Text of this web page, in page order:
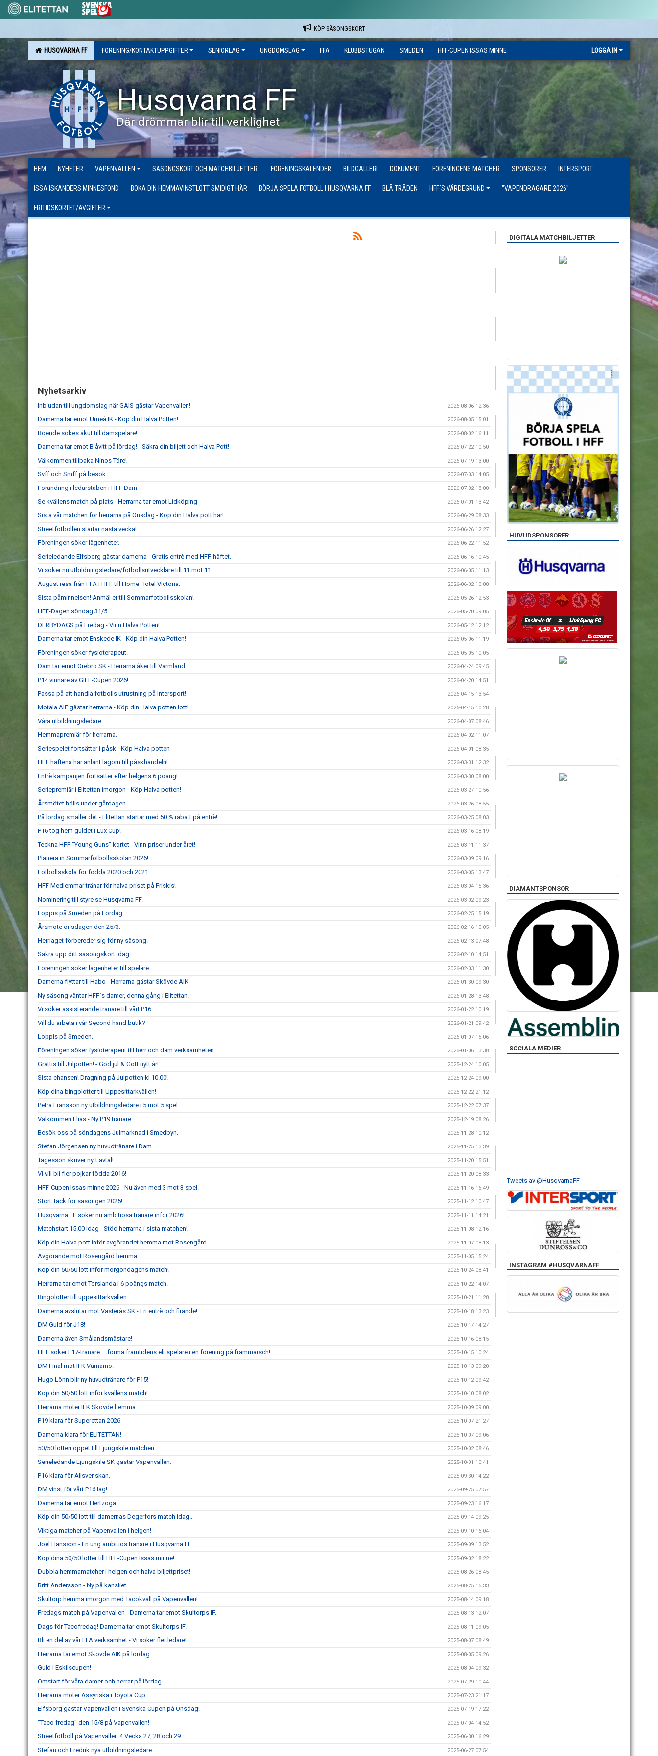
KÖP SÄSONGSKORT
HUSQVARNA FF FÖRENING/KONTAKTUPPGIFTER SENIORLAG UNGDOMSLAG FFA KLUBBSTUGAN SMEDEN HFF-CUPEN ISSAS MINNE LOGGA IN
Husqvarna FF
Där drömmar blir till verklighet
HEM NYHETER VAPENVALLEN SÄSONGSKORT OCH MATCHBILJETTER. FÖRENINGSKALENDER BILDGALLERI DOKUMENT FÖRENINGENS MATCHER SPONSORER INTERSPORT
ISSA ISKANDERS MINNESFOND BOKA DIN HEMMAVINSTLOTT SMIDIGT HÄR BÖRJA SPELA FOTBOLL I HUSQVARNA FF BLÅ TRÅDEN HFF´S VÄRDEGRUND "VAPENDRAGARE 2026"
FRITIDSKORTET/AVGIFTER
Nyhetsarkiv
Inbjudan till ungdomslag när GAIS gästar Vapenvallen! 2026-08-06 12:36
Damerna tar emot Umeå IK - Köp din Halva Potten! 2026-08-05 15:01
Boende sökes akut till damspelare! 2026-08-02 16:11
Damerna tar emot Blåvitt på lördag! - Säkra din biljett och Halva Pott! 2026-07-22 10:50
Välkommen tillbaka Ninos Töre! 2026-07-19 13:00
Svff och Smff på besök. 2026-07-03 14:05
Förändring i ledarstaben i HFF Dam 2026-07-02 18:00
Se kvällens match på plats - Herrarna tar emot Lidköping 2026-07-01 13:42
Sista vår matchen för herrarna på Onsdag - Köp din Halva pott här! 2026-06-29 08:33
Streetfotbollen startar nästa vecka! 2026-06-26 12:27
Föreningen söker lägenheter. 2026-06-22 11:52
Serieledande Elfsborg gästar damerna - Gratis entrè med HFF-häftet. 2026-06-16 10:45
Vi söker nu utbildningsledare/fotbollsutvecklare till 11 mot 11. 2026-06-05 11:13
August resa från FFA i HFF till Home Hotel Victoria. 2026-06-02 10:00
Sista påminnelsen! Anmäl er till Sommarfotbollsskolan! 2026-05-26 12:53
HFF-Dagen söndag 31/5 2026-05-20 09:05
DERBYDAGS på Fredag - Vinn Halva Potten! 2026-05-12 12:12
Damerna tar emot Enskede IK - Köp din Halva Potten! 2026-05-06 11:19
Föreningen söker fysioterapeut. 2026-05-05 10:05
Dam tar emot Örebro SK - Herrarna åker till Värmland. 2026-04-24 09:45
P14 vinnare av GIFF-Cupen 2026! 2026-04-20 14:51
Passa på att handla fotbolls utrustning på Intersport! 2026-04-15 13:54
Motala AIF gästar herrarna - Köp din Halva potten lott! 2026-04-15 10:28
Våra utbildningsledare 2026-04-07 08:46
Hemmapremiär för herrarna. 2026-04-02 11:07
Seriespelet fortsätter i påsk - Köp Halva potten 2026-04-01 08:35
HFF häftena har anlänt lagom till påskhandeln! 2026-03-31 12:32
Entrè kampanjen fortsätter efter helgens 6 poäng! 2026-03-30 08:00
Seriepremiär i Elitettan imorgon - Köp Halva potten! 2026-03-27 10:56
Årsmötet hölls under gårdagen. 2026-03-26 08:55
På lördag smäller det - Elitettan startar med 50 % rabatt på entrè! 2026-03-25 08:03
P16 tog hem guldet i Lux Cup! 2026-03-16 08:19
Teckna HFF "Young Guns" kortet - Vinn priser under året! 2026-03-11 11:37
Planera in Sommarfotbollsskolan 2026! 2026-03-09 09:16
Fotbollsskola för födda 2020 och 2021. 2026-03-05 13:47
HFF Medlemmar tränar för halva priset på Friskis! 2026-03-04 15:36
Nominering till styrelse Husqvarna FF. 2026-03-02 09:23
Loppis på Smeden på Lördag. 2026-02-25 15:19
Årsmöte onsdagen den 25/3. 2026-02-16 10:05
Herrlaget förbereder sig för ny säsong. 2026-02-13 07:48
Säkra upp ditt säsongskort idag 2026-02-10 14:51
Föreningen söker lägenheter till spelare. 2026-02-03 11:30
Damerna flyttar till Habo - Herrarna gästar Skövde AIK 2026-01-30 09:30
Ny säsong väntar HFF`s damer, denna gång i Elitettan. 2026-01-28 13:48
Vi söker assisterande tränare till vårt P16. 2026-01-22 10:19
Vill du arbeta i vår Second hand butik? 2026-01-21 09:42
Loppis på Smeden. 2026-01-07 15:06
Föreningen söker fysioterapeut till herr och dam verksamheten. 2026-01-06 13:38
Grattis till Julpotten! - God jul & Gott nytt år! 2025-12-24 10:05
Sista chansen! Dragning på Julpotten kl 10.00! 2025-12-24 09:00
Köp dina bingolotter till Uppesittarkvällen! 2025-12-22 21:12
Petra Fransson ny utbildningsledare i 5 mot 5 spel. 2025-12-22 07:37
Välkommen Elias - Ny P19 tränare. 2025-12-19 08:26
Besök oss på söndagens Julmarknad i Smedbyn. 2025-11-28 10:12
Stefan Jörgensen ny huvudtränare i Dam. 2025-11-25 13:39
Tagesson skriver nytt avtal! 2025-11-20 15:51
Vi vill bli fler pojkar födda 2016! 2025-11-20 08:33
HFF-Cupen Issas minne 2026 - Nu även med 3 mot 3 spel. 2025-11-16 16:49
Stort Tack för säsongen 2025! 2025-11-12 10:47
Husqvarna FF söker nu ambitiösa tränare inför 2026! 2025-11-11 14:21
Matchstart 15.00 idag - Stöd herrarna i sista matchen! 2025-11-08 12:16
Köp din Halva pott inför avgörandet hemma mot Rosengård. 2025-11-07 08:13
Avgörande mot Rosengård hemma. 2025-11-05 15:24
Köp din 50/50 lott inför morgondagens match! 2025-10-24 08:41
Herrarna tar emot Torslanda i 6 poängs match. 2025-10-22 14:07
Bingolotter till uppesittarkvällen. 2025-10-21 11:28
Damerna avslutar mot Västerås SK - Fri entrè och firande! 2025-10-18 13:23
DM Guld för J18! 2025-10-17 14:27
Damerna även Smålandsmästare! 2025-10-16 08:15
HFF söker F17-tränare – forma framtidens elitspelare i en förening på frammarsch! 2025-10-15 10:24
DM Final mot IFK Värnamo. 2025-10-13 09:20
Hugo Lönn blir ny huvudtränare för P15! 2025-10-12 09:42
Köp din 50/50 lott inför kvällens match! 2025-10-10 08:02
Herrarna möter IFK Skövde hemma. 2025-10-09 09:00
P19 klara för Superettan 2026 2025-10-07 21:27
Damerna klara för ELITETTAN! 2025-10-07 09:06
50/50 lotteri öppet till Ljungskile matchen. 2025-10-02 08:46
Serieledande Ljungskile SK gästar Vapenvallen. 2025-10-01 10:41
P16 klara för Allsvenskan. 2025-09-30 14:22
DM vinst för vårt P16 lag! 2025-09-25 07:57
Damerna tar emot Hertzöga. 2025-09-23 16:17
Köp din 50/50 lott till damernas Degerfors match idag.. 2025-09-14 09:25
Viktiga matcher på Vapenvallen i helgen! 2025-09-10 16:04
Joel Hansson - En ung ambitiös tränare i Husqvarna FF. 2025-09-09 13:52
Köp dina 50/50 lotter till HFF-Cupen Issas minne! 2025-09-02 18:22
Dubbla hemmamatcher i helgen och halva biljettpriset! 2025-08-26 08:45
Britt Andersson - Ny på kansliet. 2025-08-25 15:33
Skultorp hemma imorgon med Tacokväll på Vapenvallen! 2025-08-14 09:18
Fredags match på Vapenvallen - Damerna tar emot Skultorps IF. 2025-08-13 12:07
Dags för Tacofredag! Damerna tar emot Skultorps IF. 2025-08-11 09:05
Bli en del av vår FFA verksamhet - Vi söker fler ledare! 2025-08-07 08:49
Herrarna tar emot Skövde AIK på lördag. 2025-08-05 09:26
Guld i Eskilscupen! 2025-08-04 09:32
Omstart för våra damer och herrar på lördag. 2025-07-29 10:44
Herrarna möter Assyriska i Toyota Cup. 2025-07-23 21:17
Elfsborg gästar Vapenvallen i Svenska Cupen på Onsdag! 2025-07-19 17:22
"Taco fredag" den 15/8 på Vapenvallen! 2025-07-04 14:52
Streetfotboll på Vapenvallen 4 Vecka 27, 28 och 29. 2025-06-30 16:29
Stefan och Fredrik nya utbildningsledare. 2025-06-27 07:54
DIGITALA MATCHBILJETTER
HUVUDSPONSORER
DIAMANTSPONSOR
SOCIALA MEDIER
Tweets av @HusqvarnaFF
INSTAGRAM #HUSQVARNAFF